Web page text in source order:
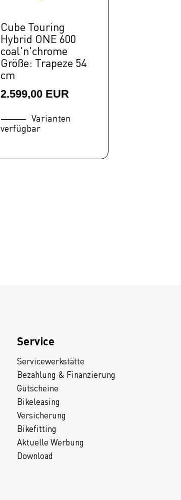
Cube Touring
Hybrid ONE 600
coal'n'chrome
Größe: Trapeze 54
cm
2.599,00 EUR
Varianten
verfügbar
Service
Servicewerkstätte
Bezahlung & Finanzierung
Gutscheine
Bikeleasing
Versicherung
Bikefitting
Aktuelle Werbung
Download